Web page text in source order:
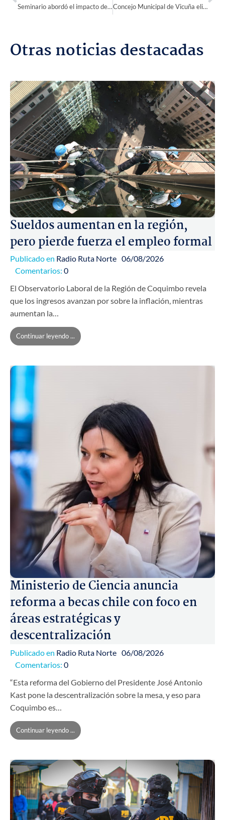
Seminario abordó el impacto de los Técnicos en Enfermería en la Atención Primaria de Salud Concejo Municipal de Vicuña eligió a Cristian Pinto como alcalde suplente
Otras noticias destacadas
Sueldos aumentan en la región,
pero pierde fuerza el empleo formal
Publicado en Radio Ruta Norte 06/08/2026
Comentarios: 0
El Observatorio Laboral de la Región de Coquimbo revela
que los ingresos avanzan por sobre la inflación, mientras
aumentan la…
Continuar leyendo ...
Ministerio de Ciencia anuncia
reforma a becas chile con foco en
áreas estratégicas y
descentralización
Publicado en Radio Ruta Norte 06/08/2026
Comentarios: 0
“Esta reforma del Gobierno del Presidente José Antonio
Kast pone la descentralización sobre la mesa, y eso para
Coquimbo es…
Continuar leyendo ...